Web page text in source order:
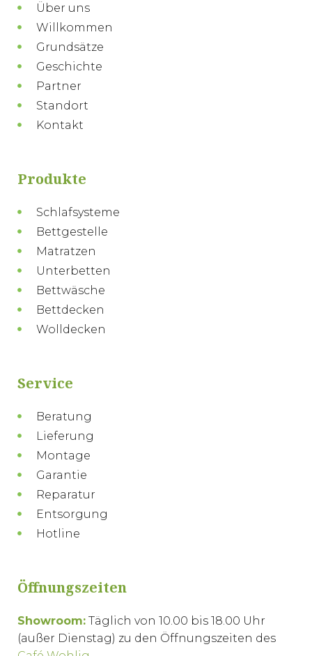
Über uns
Willkommen
Grundsätze
Geschichte
Partner
Standort
Kontakt
Produkte
Schlafsysteme
Bettgestelle
Matratzen
Unterbetten
Bettwäsche
Bettdecken
Wolldecken
Service
Beratung
Lieferung
Montage
Garantie
Reparatur
Entsorgung
Hotline
Öffnungszeiten
Showroom: Täglich von 10.00 bis 18.00 Uhr
(außer Dienstag) zu den Öffnungszeiten des